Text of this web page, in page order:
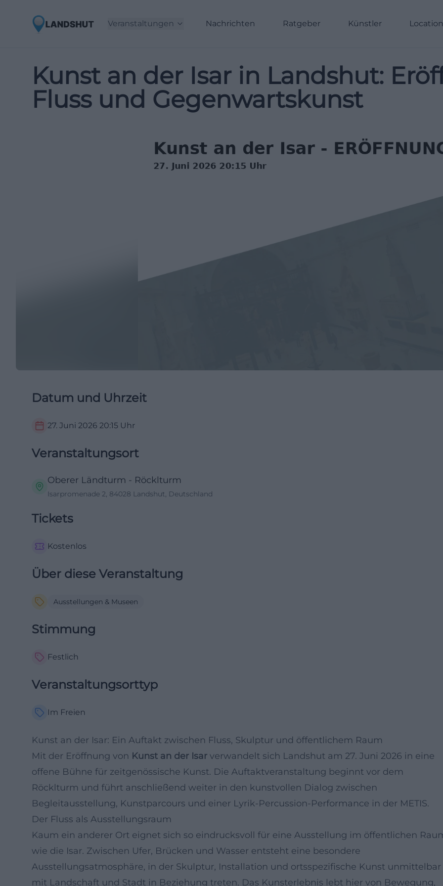
Veranstaltungen Nachrichten Ratgeber Künstler
Kunst an der Isar in Landshut:
Fluss und Gegenwartskunst
Datum und Uhrzeit
27. Juni 2026 20:15 Uhr
Veranstaltungsort
Oberer Ländturm - Röcklturm
Isarpromenade 2, 84028 Landshut, Deutschland
Tickets
Kostenlos
Über diese Veranstaltung
Ausstellungen & Museen
Stimmung
Festlich
Veranstaltungsorttyp
Im Freien
Kunst an der Isar: Ein Auftakt zwischen Fluss, Skulptur und öffentlichem Raum
Mit der Eröffnung von Kunst an der Isar verwandelt sich Landshut am 27. Juni 2026 in eine
offene Bühne für zeitgenössische Kunst. Die Auftaktveranstaltung beginnt vor dem
Röcklturm und führt anschließend weiter in den kunstvollen Dialog zwischen
Begleitausstellung, Kunstparcours und einer Lyrik-Percussion-Performance in der METIS.
Der Fluss als Ausstellungsraum
Kaum ein anderer Ort eignet sich so eindrucksvoll für eine Ausstellung im öffentlichen
wie die Isar. Zwischen Ufer, Brücken und Wasser entsteht eine besondere
Ausstellungsatmosphäre, in der Skulptur, Installation und ortsspezifische Kunst unmittelbar
mit Landschaft und Stadt in Beziehung treten. Das Kunsterlebnis lebt hier von Bewegung,